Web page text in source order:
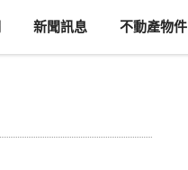
新聞訊息 不動產物件